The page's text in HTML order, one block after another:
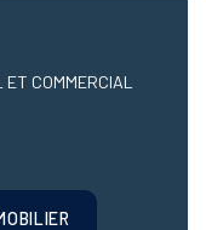
COMMERCIAL